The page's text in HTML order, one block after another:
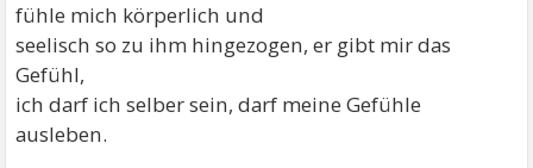
fühle mich körperlich und
seelisch so zu ihm hingezogen, er gibt mir das
Gefühl,
ich darf ich selber sein, darf meine Gefühle
ausleben.